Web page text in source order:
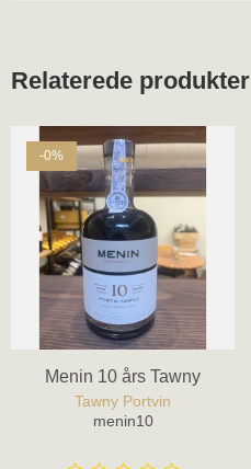
Relaterede produkter
-0%
Menin 10 års Tawny
Tawny Portvin
menin10